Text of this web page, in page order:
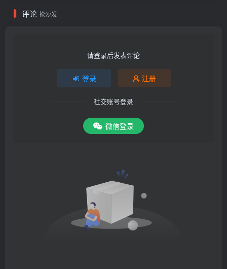
评论 抢沙发
请登录后发表评论
登录 注册
社交账号登录
微信登录